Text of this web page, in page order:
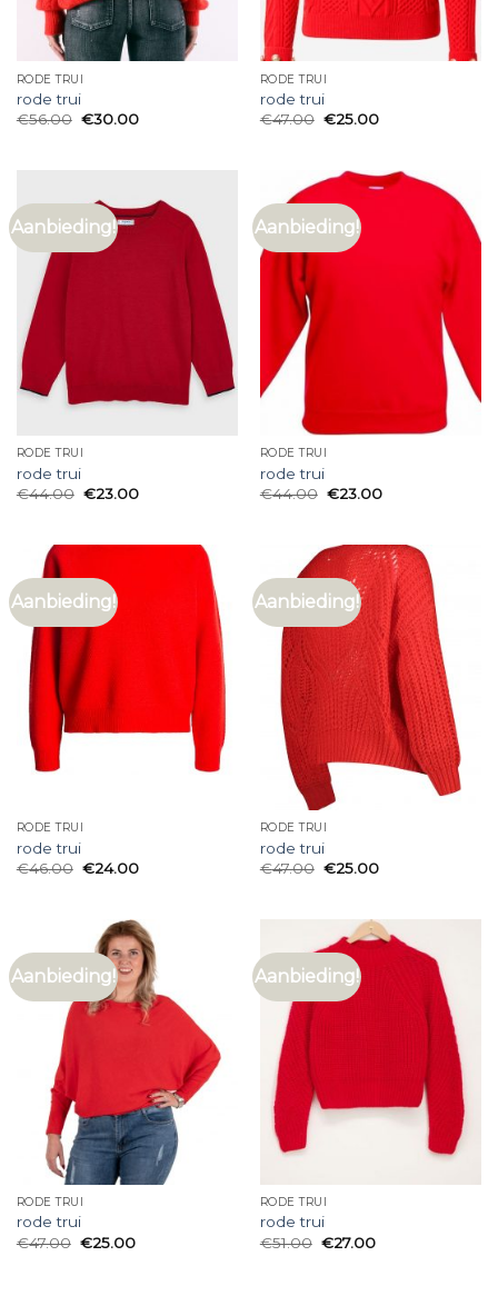
RODE TRUI
rode trui
€56.00 €30.00
RODE TRUI
rode trui
€47.00 €25.00
Aanbieding!
RODE TRUI
rode trui
€44.00 €23.00
Aanbieding!
RODE TRUI
rode trui
€44.00 €23.00
Aanbieding!
RODE TRUI
rode trui
€46.00 €24.00
Aanbieding!
RODE TRUI
rode trui
€47.00 €25.00
Aanbieding!
RODE TRUI
rode trui
€47.00 €25.00
Aanbieding!
RODE TRUI
rode trui
€51.00 €27.00